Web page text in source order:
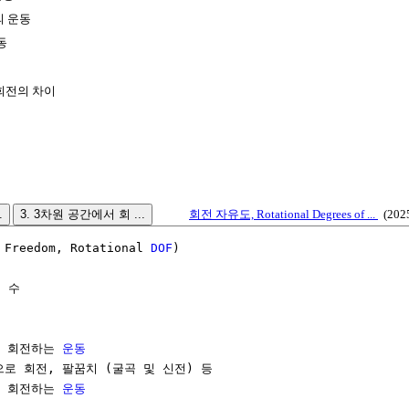
운동
전의 차이
3. 3차원 공간에서 회 ... 회전 자유도, Rotational Degrees of ...
Rotational DOF )
수
전하는 운동
로 회전, 팔꿈치 (굴곡 및 신전) 등
전하는 운동